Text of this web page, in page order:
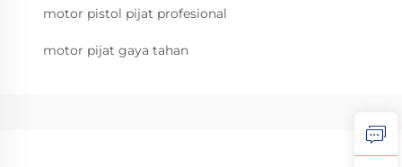
motor pistol pijat profesional
motor pijat gaya tahan